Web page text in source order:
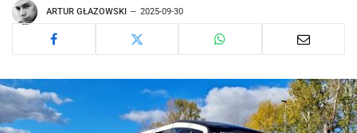
ARTUR GŁAZOWSKI 2025-09-30